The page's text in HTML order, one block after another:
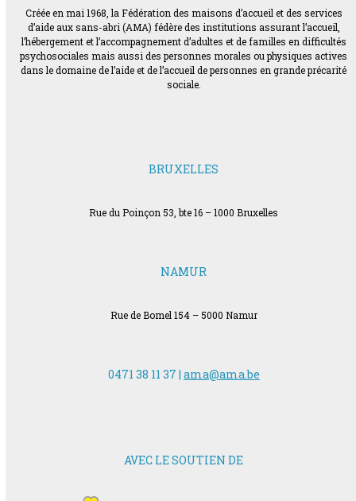
Créée en mai 1968, la Fédération des maisons d’accueil et des services
d’aide aux sans-abri (AMA) fédère des institutions assurant l’accueil,
l’hébergement et l’accompagnement d’adultes et de familles en difficultés
psychosociales mais aussi des personnes morales ou physiques actives
dans le domaine de l’aide et de l’accueil de personnes en grande précarité
sociale.
BRUXELLES
Rue du Poinçon 53, bte 16 – 1000 Bruxelles
NAMUR
Rue de Bomel 154 – 5000 Namur
0471 38 11 37 | ama@ama.be
AVEC LE SOUTIEN DE